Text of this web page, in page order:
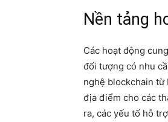
Nền tảng
Các hoạt động
đối tượng có nhu
nghệ blockchain từ
địa điểm cho các
ra, các yếu tố hỗ